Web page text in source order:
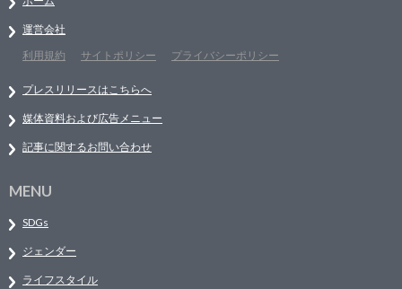
運営会社
利用規約
サイトポリシー プライバシーポリシー
プレスリリースはこちらへ
媒体資料および広告メニュー
記事に関するお問い合わせ
MENU
SDGs
ジェンダー
ライフスタイル